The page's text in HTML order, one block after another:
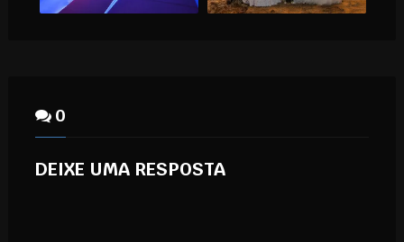
0
DEIXE UMA RESPOSTA